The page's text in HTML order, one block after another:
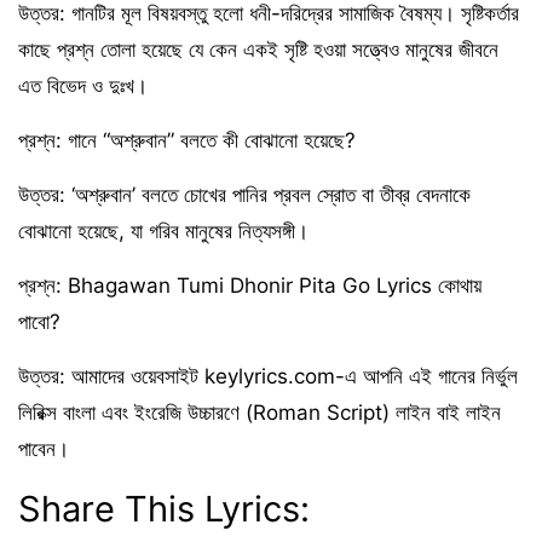
উত্তর: গানটির মূল বিষয়বস্তু হলো ধনী-দরিদ্রের সামাজিক বৈষম্য। সৃষ্টিকর্তার
কাছে প্রশ্ন তোলা হয়েছে যে কেন একই সৃষ্টি হওয়া সত্ত্বেও মানুষের জীবনে
এত বিভেদ ও দুঃখ।
প্রশ্ন: গানে “অশ্রুবান” বলতে কী বোঝানো হয়েছে?
উত্তর: ‘অশ্রুবান’ বলতে চোখের পানির প্রবল স্রোত বা তীব্র বেদনাকে
বোঝানো হয়েছে, যা গরিব মানুষের নিত্যসঙ্গী।
প্রশ্ন: Bhagawan Tumi Dhonir Pita Go Lyrics কোথায়
পাবো?
উত্তর: আমাদের ওয়েবসাইট keylyrics.com-এ আপনি এই গানের নির্ভুল
লিরিক্স বাংলা এবং ইংরেজি উচ্চারণে (Roman Script) লাইন বাই লাইন
পাবেন।
Share This Lyrics: